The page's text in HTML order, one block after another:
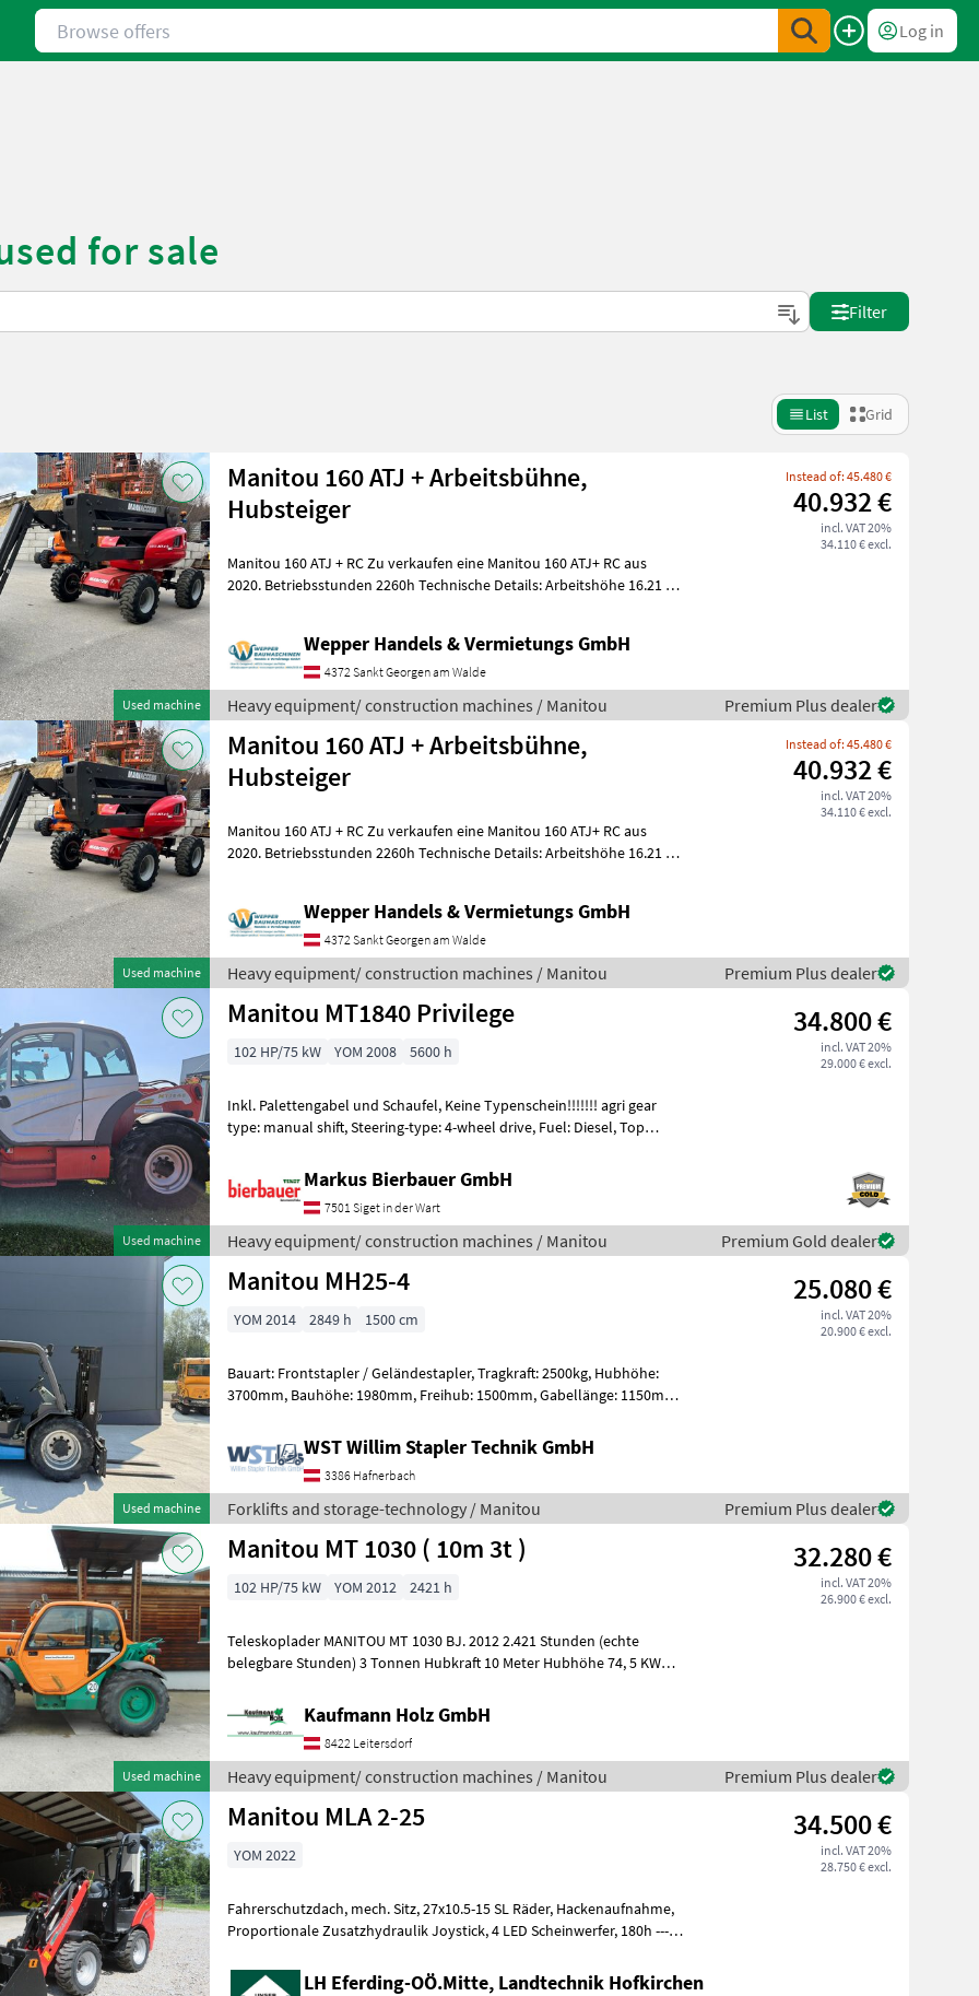
Browse offers
Log in
for sale
Filter
List Grid
Used machine
Manitou 160 ATJ + Arbeitsbühne,
Hubsteiger
Instead of: 45.480 €
40.932 €
incl. VAT 20%
34.110 € excl.
Manitou 160 ATJ + RC Zu verkaufen eine Manitou 160 ATJ+ RC aus
2020. Betriebsstunden 2260h Technische Details: Arbeitshöhe 16.21 m
Wepper Handels & Vermietungs GmbH
4372 Sankt Georgen am Walde
Heavy equipment/ construction machines / Manitou Premium Plus dealer
Used machine
Manitou 160 ATJ + Arbeitsbühne,
Hubsteiger
Instead of: 45.480 €
40.932 €
incl. VAT 20%
34.110 € excl.
Manitou 160 ATJ + RC Zu verkaufen eine Manitou 160 ATJ+ RC aus
2020. Betriebsstunden 2260h Technische Details: Arbeitshöhe 16.21 m
Wepper Handels & Vermietungs GmbH
4372 Sankt Georgen am Walde
Heavy equipment/ construction machines / Manitou Premium Plus dealer
Used machine
Manitou MT1840 Privilege 34.800 €
incl. VAT 20%
29.000 € excl.
102 HP/75 kW YOM 2008 5600 h
Inkl. Palettengabel und Schaufel, Keine Typenschein!!!!!!! agri gear
type: manual shift, Steering-type: 4-wheel drive, Fuel: Diesel, Top
Markus Bierbauer GmbH
7501 Siget in der Wart
Heavy equipment/ construction machines / Manitou Premium Gold dealer
Used machine
Manitou MH25-4 25.080 €
incl. VAT 20%
20.900 € excl.
YOM 2014 2849 h 1500 cm
Bauart: Frontstapler / Geländestapler, Tragkraft: 2500kg, Hubhöhe:
3700mm, Bauhöhe: 1980mm, Freihub: 1500mm, Gabellänge: 1150mm,
WST Willim Stapler Technik GmbH
3386 Hafnerbach
Forklifts and storage-technology / Manitou Premium Plus dealer
Used machine
Manitou MT 1030 ( 10m 3t ) 32.280 €
incl. VAT 20%
26.900 € excl.
102 HP/75 kW YOM 2012 2421 h
Teleskoplader MANITOU MT 1030 BJ. 2012 2.421 Stunden (echte
belegbare Stunden) 3 Tonnen Hubkraft 10 Meter Hubhöhe 74, 5 KW
Kaufmann Holz GmbH
8422 Leitersdorf
Heavy equipment/ construction machines / Manitou Premium Plus dealer
Manitou MLA 2-25 34.500 €
incl. VAT 20%
28.750 € excl.
YOM 2022
Fahrerschutzdach, mech. Sitz, 27x10.5-15 SL Räder, Hackenaufnahme,
Proportionale Zusatzhydraulik Joystick, 4 LED Scheinwerfer, 180h ---
LH Eferding-OÖ.Mitte, Landtechnik Hofkirchen